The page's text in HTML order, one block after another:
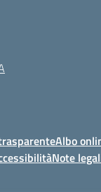
Albo
Note